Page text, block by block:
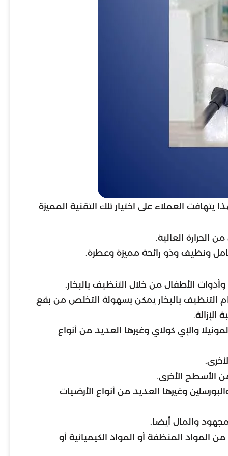
يتهافت العملاء على اختيار تلك التقنية المميزة
الحرارة العالية.
ونظيف وذو رائحة مميزة وعطرة.
الأطفال من خلال التنظيف بالبخار.
التنظيف بالبخار يمكن بسهولة التخلص من بقع
والإي كولاي وغيرها العديد من أنواع
الأسطح الأخرى.
وغيرها العديد من أنواع الأرضيات
والمال أيضًا.
المواد المنظفة أو المواد الكيميائية أو